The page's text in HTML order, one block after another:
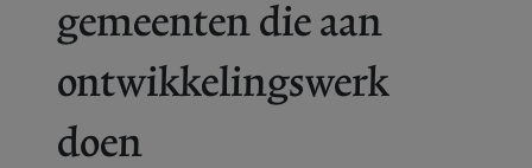
gemeenten die aan
ontwikkelingswerk
doen